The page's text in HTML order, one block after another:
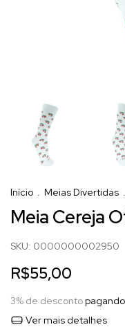
Início . Meias Divertidas .
Meia Cereja
SKU: 0000000002950
R$55,00
3% de desconto
Ver mais detalhes